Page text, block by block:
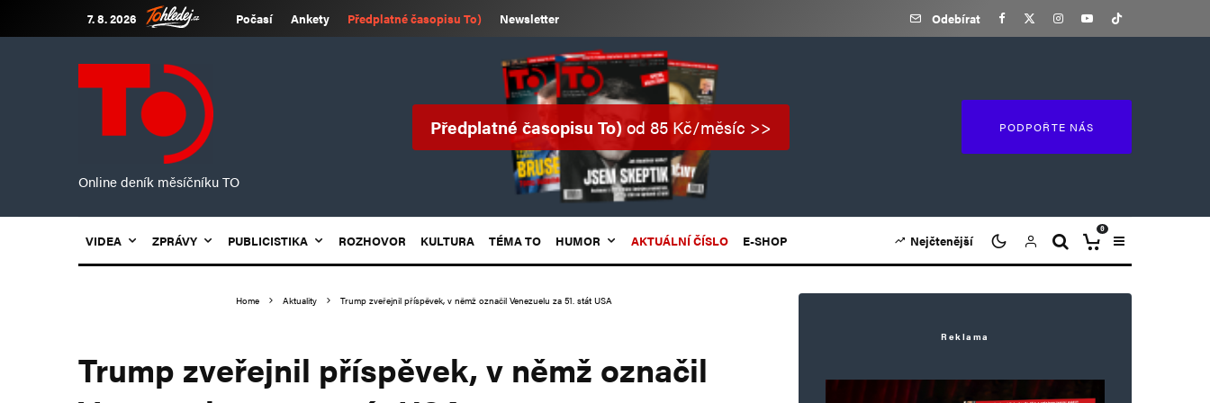
7. 8. 2026 Počasí Ankety Předplatné časopisu To) Newsletter Odebírat
Online deník měsíčníku TO
Předplatné časopisu To)od 85 Kč/měsíc >> PODPOŘTE NÁS
VIDEA ZPRÁVY PUBLICISTIKA ROZHOVOR KULTURA TÉMA TO HUMOR AKTUÁLNÍ ČÍSLO E-SHOP Nejčtenější
0
Home Aktuality Trump zveřejnil příspěvek, v němž označil Venezuelu za 51. stát USA
Trump zveřejnil příspěvek, v němž označil
Reklama